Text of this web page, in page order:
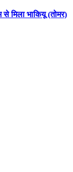
से मिला भाकियू (तोमर)